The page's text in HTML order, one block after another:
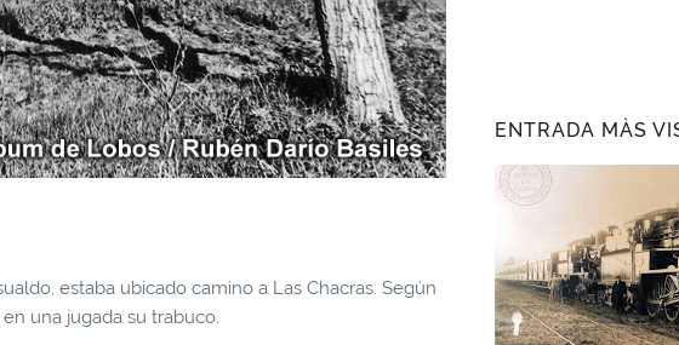
estaba ubicado camino a Las Chacras. Según
una jugada su trabuco.
ENTRADA MÀS